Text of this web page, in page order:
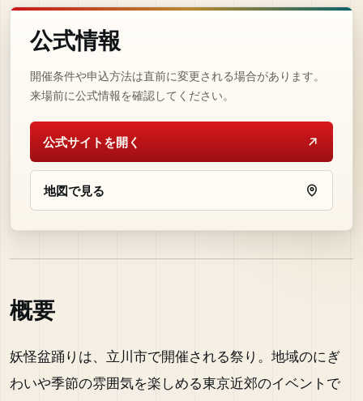
公式情報
開催条件や申込方法は直前に変更される場合があります。
来場前に公式情報を確認してください。
公式サイトを開く
地図で見る
概要
妖怪盆踊りは、立川市で開催される祭り。地域のにぎ
わいや季節の雰囲気を楽しめる東京近郊のイベントで